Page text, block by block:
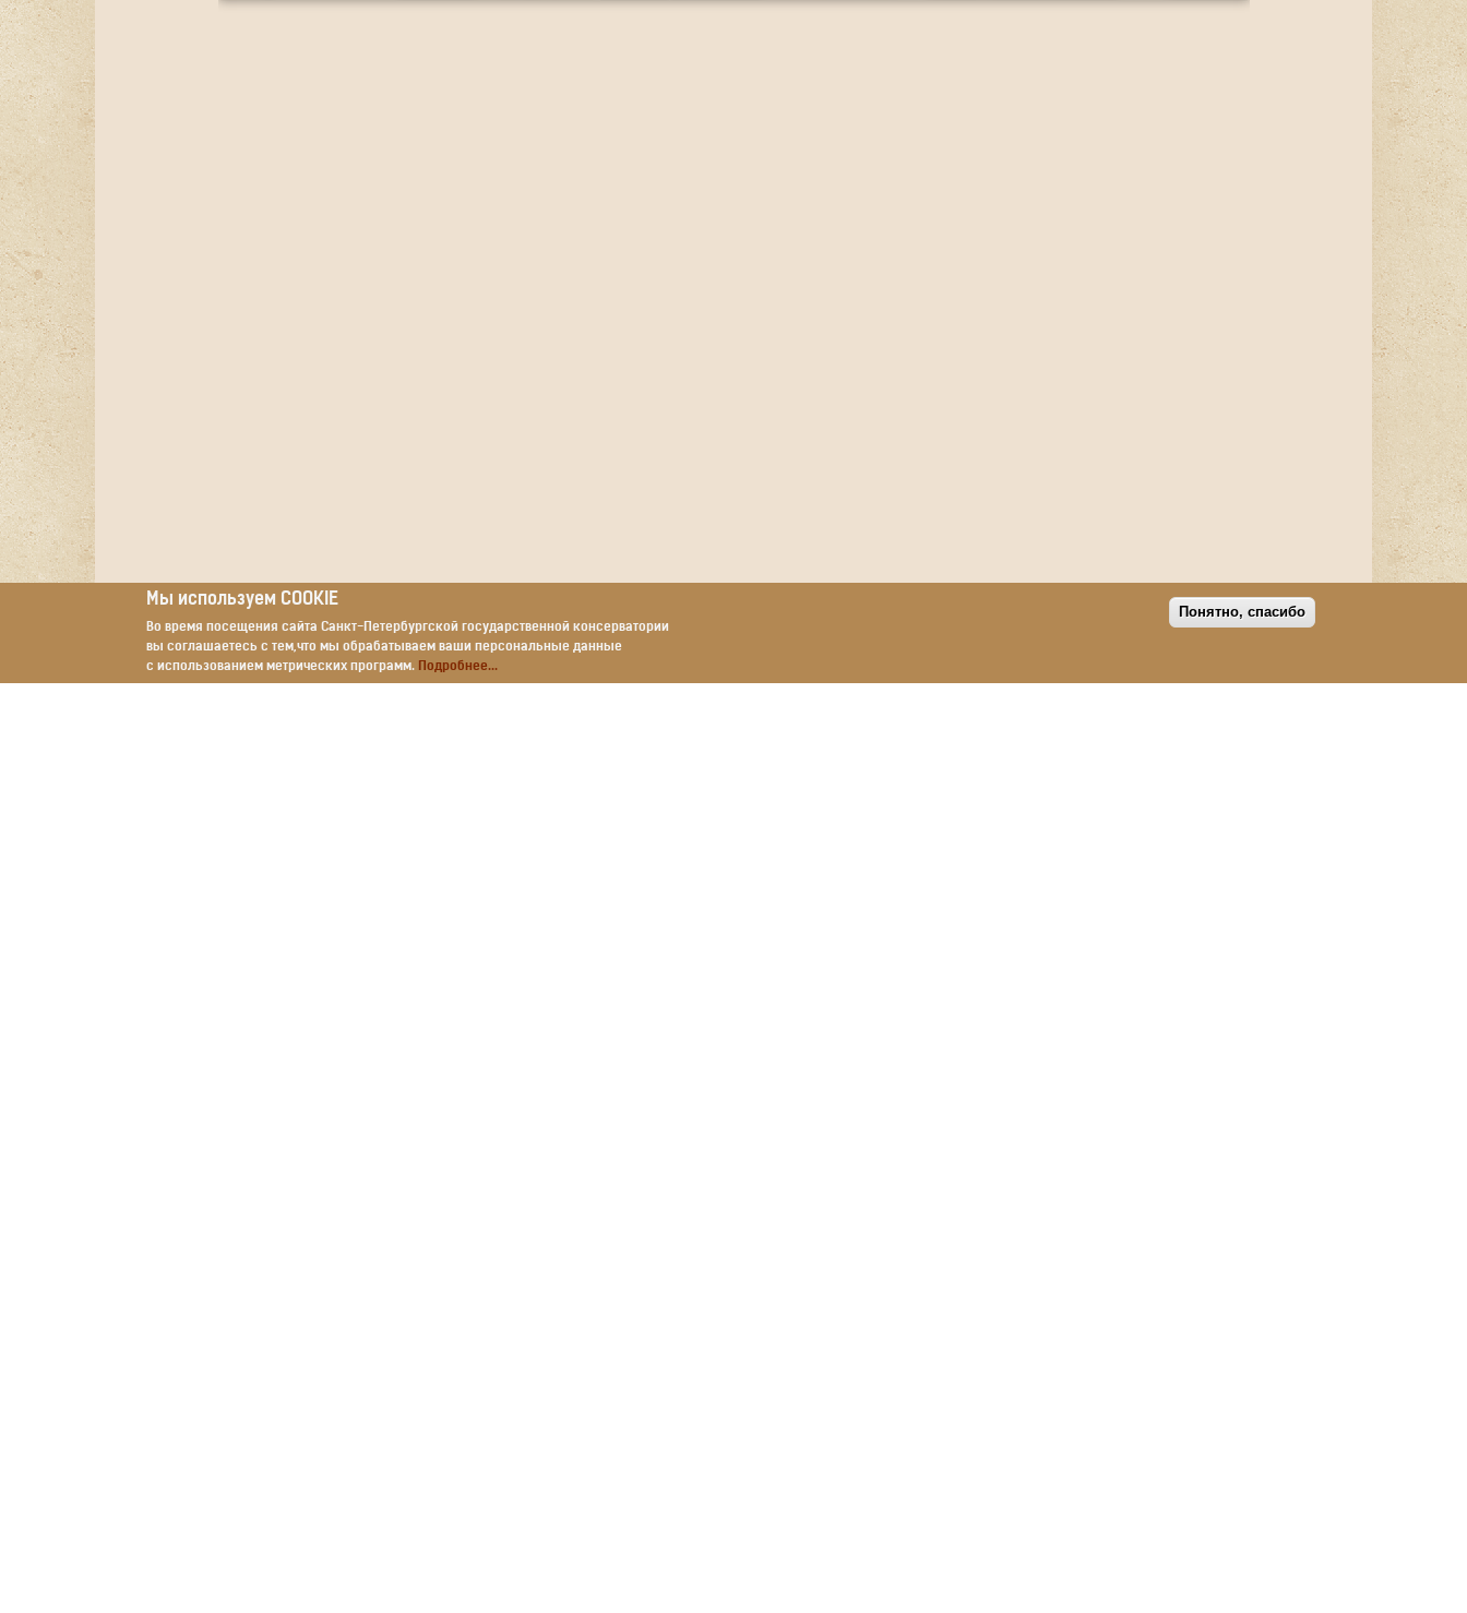
Мы используем COOKIE
Во время посещения сайта Санкт-Петербургской государственной консерватории
вы соглашаетесь с тем,что мы обрабатываем ваши персональные данные
с использованием метрических программ.
Подробнее...
Понятно, спасибо